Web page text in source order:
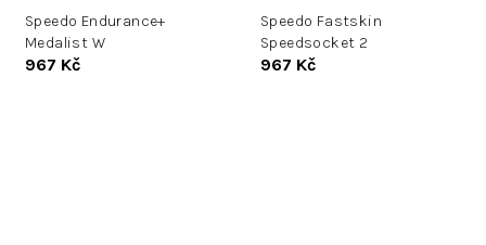
Speedo Endurance+
Medalist W
967 Kč
Speedo Fastskin
Speedsocket 2
967 Kč